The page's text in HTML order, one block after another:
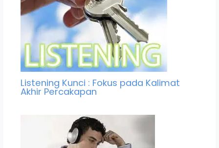
Listening Kunci : Fokus pada Kalimat
Akhir Percakapan